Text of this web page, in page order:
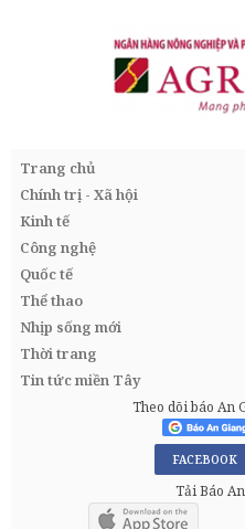
Trang chủ
Chính trị - Xã hội
Kinh tế
Công nghệ
Quốc tế
Thể thao
Nhịp sống mới
Thời trang
Tin tức miền Tây
Theo dõi báo An
FACEBOOK
Tải Báo